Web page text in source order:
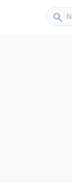
search